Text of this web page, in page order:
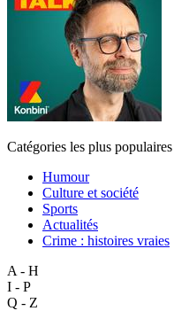
Catégories les plus populaires
Humour
Culture et société
Sports
Actualités
Crime : histoires vraies
A - H
I - P
Q - Z